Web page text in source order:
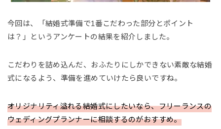
今回は、「結婚式準備で1番こだわった部分とポイント
は？」というアンケートの結果を紹介しました。
こだわりを詰め込んだ、おふたりにしかできない素敵な結婚
式になるよう、準備を進めていけたら良いですね。
オリジナリティ溢れる結婚式にしたいなら、フリーランスの
ウェディングプランナーに相談するのがおすすめ。